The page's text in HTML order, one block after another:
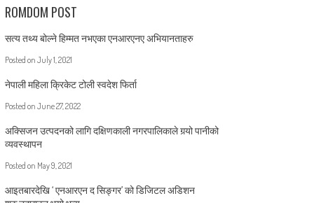
ROMDOM POST
सत्य तथ्य बोल्ने हिम्मत नभएका एनआरएनए अभियानताहरु
Posted on July 1, 2021
नेपाली महिला क्रिकेट टोली स्वदेश फिर्ता
Posted on June 27, 2022
अक्सिजन उत्पदनको लागि दक्षिणकाली नगरपालिकाले गर्‍यो पानीको
व्यवस्थापन
Posted on May 9, 2021
आइतबारदेखि ‘ एनआरएन द सिङ्गर’ को डिजिटल अडिशन